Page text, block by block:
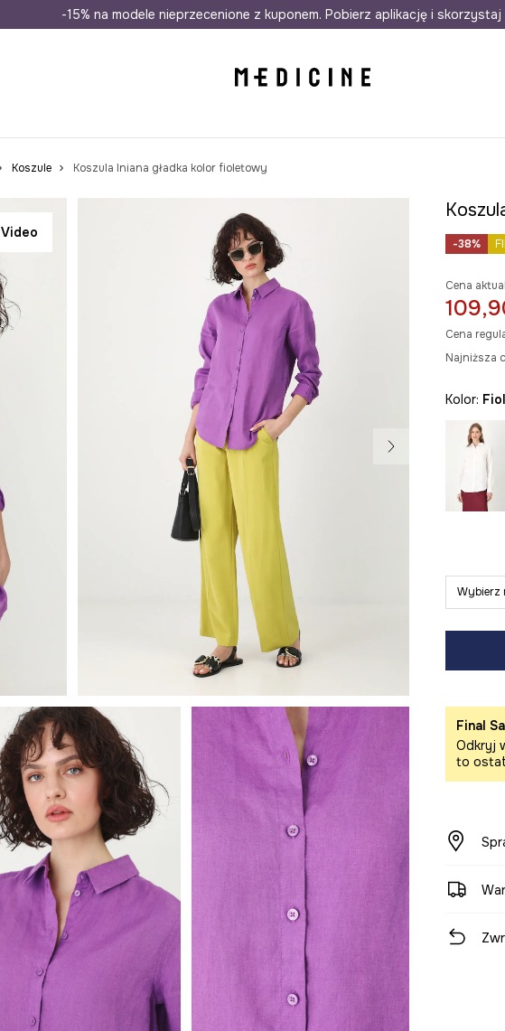
Wysyłka nawet w 24h Darmowa dostawa do salonów 30
-15% na modele nieprzecenione z kuponem. Pobierz aplikację i skorzystaj
Koszule Koszula lniana gładka kolor fioletowy
Video
-38%
Cena
Cena
Najniższa
Kolor:
Wybierz
Final
Odkryj
to